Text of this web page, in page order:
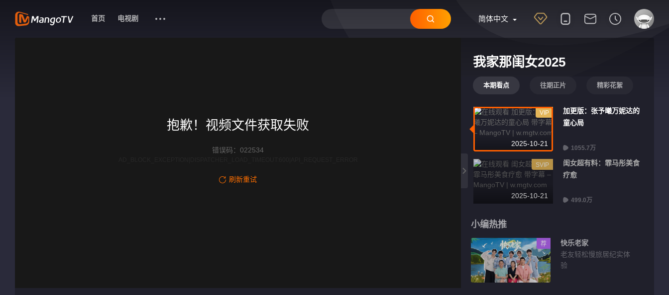
简体中文
首页 电视剧
我家那闺女2025
本期看点 往期正片 精彩花絮
2025-10-21
VIP
加更版：张予曦万妮达的
童心局
1055.7万
2025-10-21
SVIP
闺女超有料：霏马彤美食
疗愈
499.0万
小编热推
荐
快乐老家
老友轻松慢旅居纪实体
验
抱歉！视频文件获取失败
错误码：022534
刷新重试